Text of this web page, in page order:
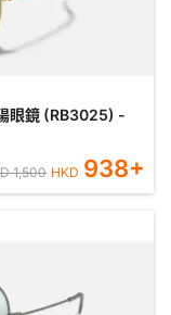
眼鏡 (RB3025) -
1,500 HKD 938+